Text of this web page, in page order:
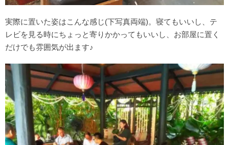
実際に置いた姿はこんな感じ(下写真両端)。寝てもいいし、テ
レビを見る時にちょっと寄りかかってもいいし、お部屋に置く
だけでも雰囲気が出ます♪